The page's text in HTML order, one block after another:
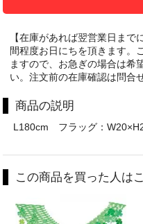
【在庫があれば翌営業日ま
間程度お日にちを頂きます。
ますので、お急ぎの場合は希
い。注文前の在庫確認は問合
商品の説明
L180cm フラッグ：
この商品を買った人は